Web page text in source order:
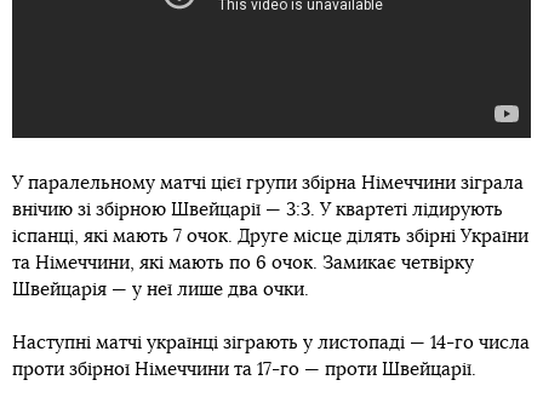
У паралельному матчі цієї групи збірна Німеччини зіграла
внічию зі збірною Швейцарії — 3:3. У квартеті лідирують
іспанці, які мають 7 очок. Друге місце ділять збірні України
та Німеччини, які мають по 6 очок. Замикає четвірку
Швейцарія — у неї лише два очки.
Наступні матчі українці зіграють у листопаді — 14-го числа
проти збірної Німеччини та 17-го — проти Швейцарії.